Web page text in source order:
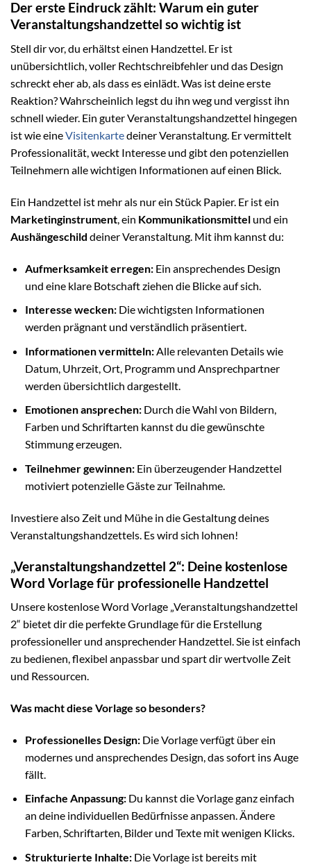
Der erste Eindruck zählt: Warum ein guter
Veranstaltungshandzettel so wichtig ist
Stell dir vor, du erhältst einen Handzettel. Er ist
unübersichtlich, voller Rechtschreibfehler und das Design
schreckt eher ab, als dass es einlädt. Was ist deine erste
Reaktion? Wahrscheinlich legst du ihn weg und vergisst ihn
schnell wieder. Ein guter Veranstaltungshandzettel hingegen
ist wie eineVisitenkartedeiner Veranstaltung. Er vermittelt
Professionalität, weckt Interesse und gibt den potenziellen
Teilnehmern alle wichtigen Informationen auf einen Blick.
Ein Handzettel ist mehr als nur ein Stück Papier. Er ist ein
Marketinginstrument, ein Kommunikationsmittel und ein
Aushängeschild deiner Veranstaltung. Mit ihm kannst du:
Aufmerksamkeit erregen:Ein ansprechendes Design
und eine klare Botschaft ziehen die Blicke auf sich.
Interesse wecken:Die wichtigsten Informationen
werden prägnant und verständlich präsentiert.
Informationen vermitteln:Alle relevanten Details wie
Datum, Uhrzeit, Ort, Programm und Ansprechpartner
werden übersichtlich dargestellt.
Emotionen ansprechen:Durch die Wahl von Bildern,
Farben und Schriftarten kannst du die gewünschte
Stimmung erzeugen.
Teilnehmer gewinnen:Ein überzeugender Handzettel
motiviert potenzielle Gäste zur Teilnahme.
Investiere also Zeit und Mühe in die Gestaltung deines
Veranstaltungshandzettels. Es wird sich lohnen!
„Veranstaltungshandzettel 2“: Deine kostenlose
Word Vorlage für professionelle Handzettel
Unsere kostenlose Word Vorlage „Veranstaltungshandzettel
2“ bietet dir die perfekte Grundlage für die Erstellung
professioneller und ansprechender Handzettel. Sie ist einfach
zu bedienen, flexibel anpassbar und spart dir wertvolle Zeit
und Ressourcen.
Was macht diese Vorlage so besonders?
Professionelles Design:Die Vorlage verfügt über ein
modernes und ansprechendes Design, das sofort ins Auge
fällt.
Einfache Anpassung:Du kannst die Vorlage ganz einfach
an deine individuellen Bedürfnisse anpassen. Ändere
Farben, Schriftarten, Bilder und Texte mit wenigen Klicks.
Strukturierte Inhalte:Die Vorlage ist bereits mit